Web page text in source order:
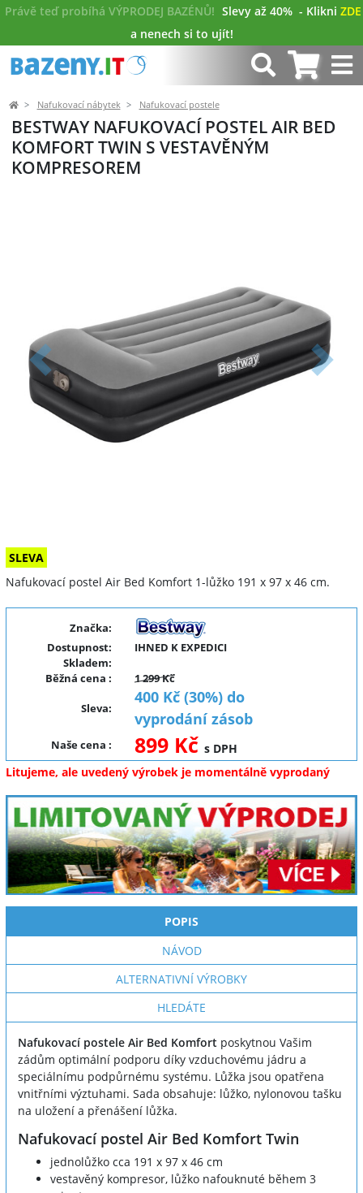
Právě teď probíhá VÝPRODEJ BAZÉNŮ! Slevy až 40% - Klikni ZDE
a nenech si to ujít!
Nafukovací nábytek Nafukovací postele
BESTWAY NAFUKOVACÍ POSTEL AIR BED
KOMFORT TWIN S VESTAVĚNÝM
KOMPRESOREM
Předchozí Další
SLEVA
Nafukovací postel Air Bed Komfort 1-lůžko 191 x 97 x 46 cm.
Značka:
Dostupnost:
IHNED K EXPEDICI
Skladem:
Běžná cena : 1 299 Kč
Sleva:
400 Kč (30%) do
vyprodání zásob
Naše cena : 899 Kč s DPH
Litujeme, ale uvedený výrobek je momentálně vyprodaný
POPIS
NÁVOD
ALTERNATIVNÍ VÝROBKY
HLEDÁTE
Nafukovací postele Air Bed Komfort poskytnou Vašim
zádům optimální podporu díky vzduchovému jádru a
speciálnímu podpůrnému systému. Lůžka jsou opatřena
vnitřními výztuhami. Sada obsahuje: lůžko, nylonovou tašku
na uložení a přenášení lůžka.
Nafukovací postel Air Bed Komfort Twin
jednolůžko cca 191 x 97 x 46 cm
vestavěný kompresor, lůžko nafouknuté během 3